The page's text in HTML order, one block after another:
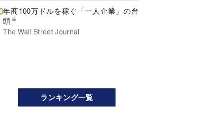
年商100万ドルを稼ぐ「一人企業」の台
頭
The Wall Street Journal
ランキング一覧